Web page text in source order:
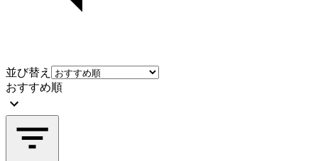
並び替え
おすすめ順